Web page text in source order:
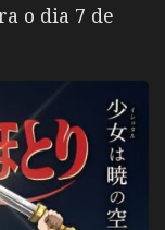
o dia 7 de